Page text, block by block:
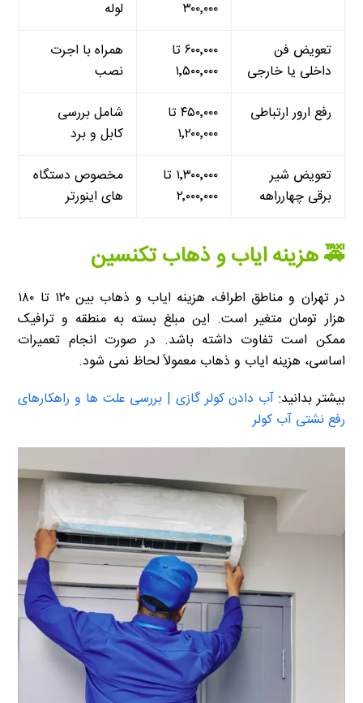
۳۰۰٬۰۰۰
لوله
تعویض فن
داخلی یا خارجی
۶۰۰٬۰۰۰ تا
۱٬۵۰۰٬۰۰۰
همراه با اجرت
نصب
رفع ارور ارتباطی
۴۵۰٬۰۰۰ تا
۱٬۲۰۰٬۰۰۰
شامل بررسی
کابل و برد
تعویض شیر
برقی چهارراهه
۱٬۳۰۰٬۰۰۰ تا
۲٬۰۰۰٬۰۰۰
مخصوص دستگاه
های اینورتر
🚕 هزینه ایاب و ذهاب تکنسین
در تهران و مناطق اطراف، هزینه ایاب و ذهاب بین ۱۲۰ تا ۱۸۰
هزار تومان متغیر است. این مبلغ بسته به منطقه و ترافیک
ممکن است تفاوت داشته باشد. در صورت انجام تعمیرات
اساسی، هزینه ایاب و ذهاب معمولاً لحاظ نمی شود.
بیشتر بدانید: آب دادن کولر گازی | بررسی علت ها و راهکارهای
رفع نشتی آب کولر